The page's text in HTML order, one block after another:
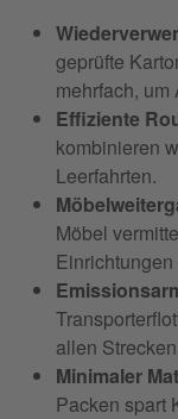
geprüfte
mehrfach,
Effiziente
kombinieren
Leerfahrten.
Möbel
Einrichtungen
allen
Minimaler
Packen spart